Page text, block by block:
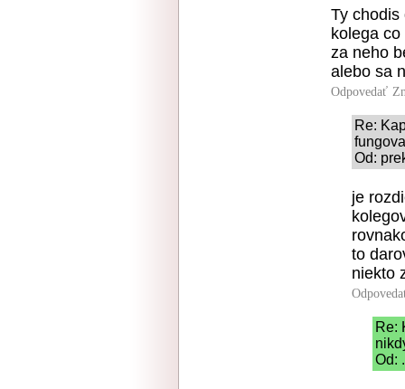
Ty chodis
kolega
za neho
alebo sa
Odpovedať
Re:
Od:
je
to
niekto
Re:
Od: